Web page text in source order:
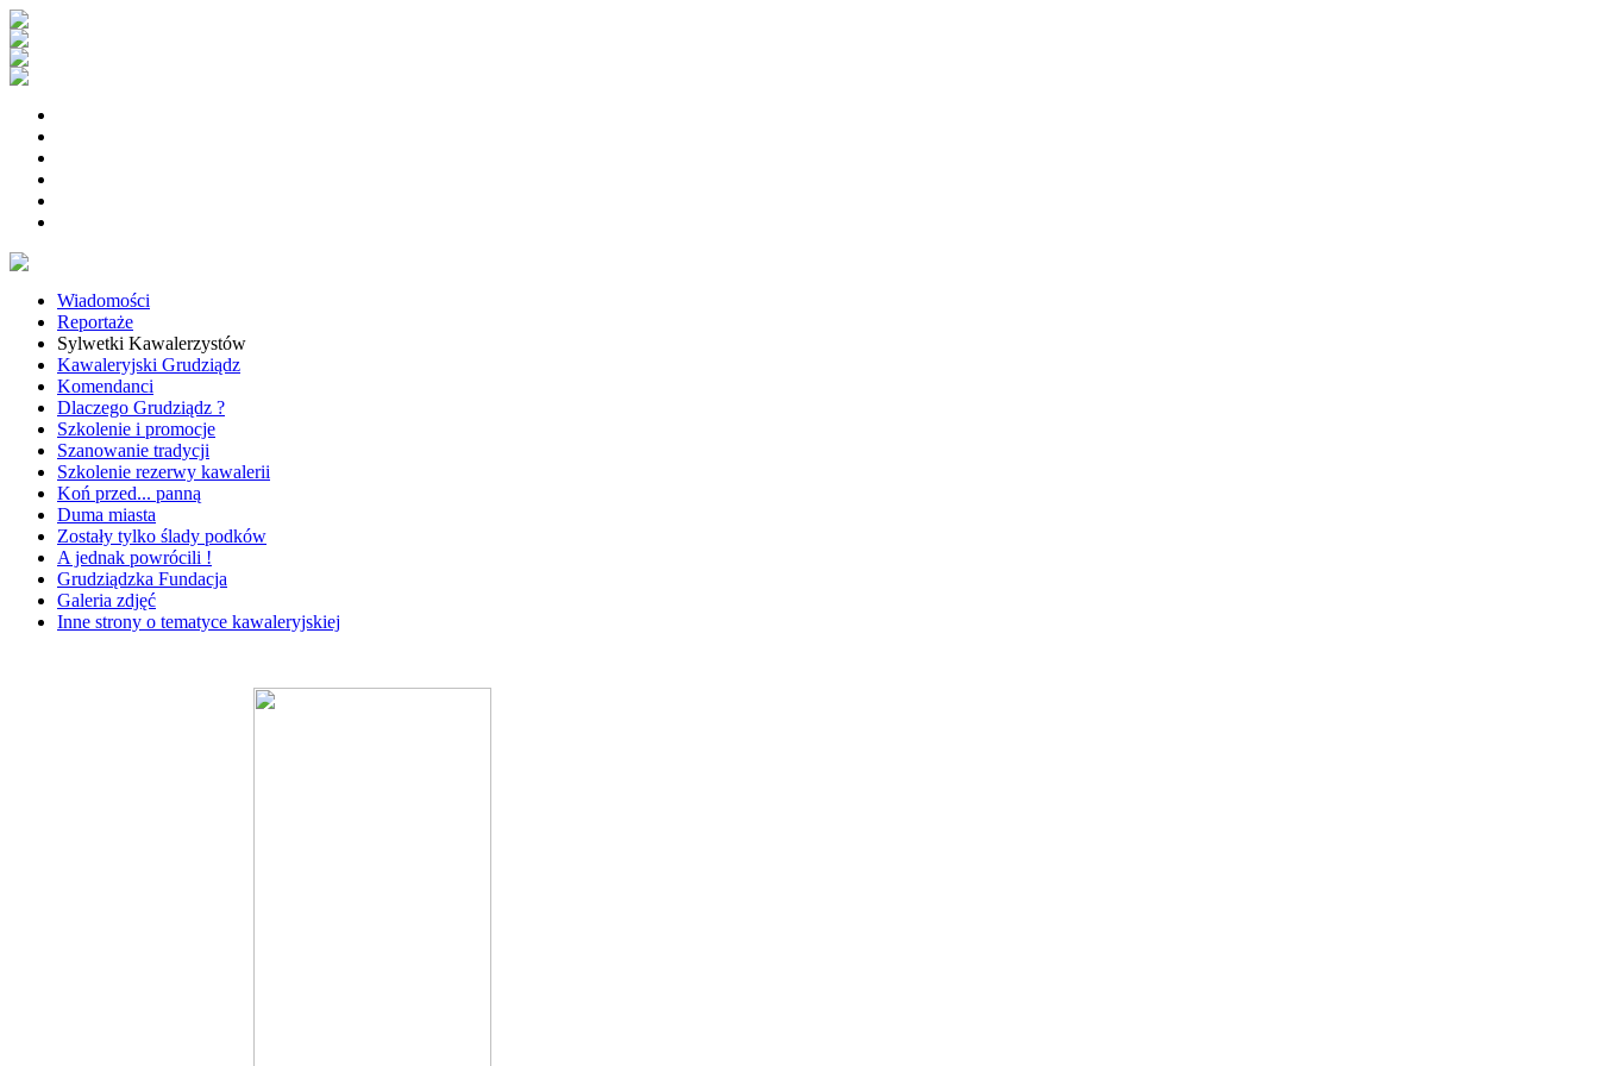
Wiadomości
Reportaże
Sylwetki Kawalerzystów
Kawaleryjski Grudziądz
Komendanci
Dlaczego Grudziądz ?
Szkolenie i promocje
Szanowanie tradycji
Szkolenie rezerwy kawalerii
Koń przed... panną
Duma miasta
Zostały tylko ślady podków
A jednak powrócili !
Grudziądzka Fundacja
Galeria zdjęć
Inne strony o tematyce kawaleryjskiej